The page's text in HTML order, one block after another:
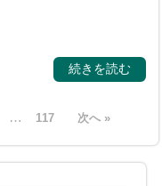
続きを読む
… 117 次へ »